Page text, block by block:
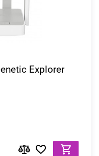
Explorer